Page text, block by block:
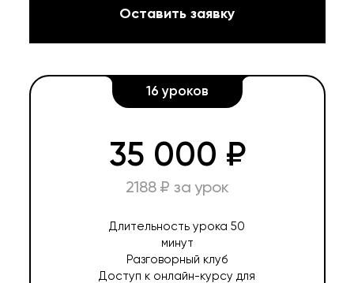
Оставить заявку
16 уроков
35 000 ₽
2188 ₽ за урок
Длительность урока 50
минут
Разговорный клуб
Доступ к онлайн-курсу для